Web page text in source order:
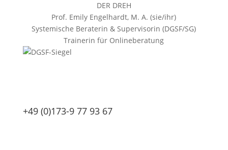
DER DREH
Prof. Emily Engelhardt, M. A. (sie/ihr)
Systemische Beraterin & Supervisorin (DGSF/SG)
Trainerin für Onlineberatung
+49 (0)173-9 77 93 67